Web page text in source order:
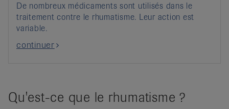
De nombreux médicaments sont utilisés dans le
traitement contre le rhumatisme. Leur action est
variable.
continuer
Qu'est-ce que le rhumatisme ?